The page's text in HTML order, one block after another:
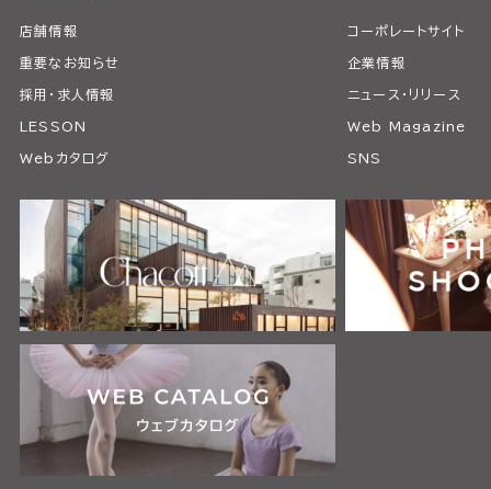
店舗情報 コーポレートサイト
重要なお知らせ 企業情報
採用・求人情報 ニュース・リリース
LESSON Web Magazine
Webカタログ SNS